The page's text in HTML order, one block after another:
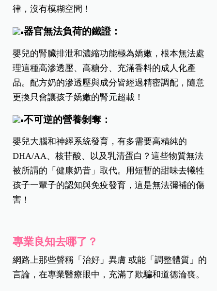
律，沒有模糊空間！
器官無法負荷的鐵證：
嬰兒的腎臟排泄和濃縮功能極為嬌嫩，根本無法處
理這種高滲透壓、高糖分、充滿香料的成人化產
品。配方奶的滲透壓與成分皆經過精密調配，隨意
更換只會讓孩子嬌嫩的腎元超載！
不可逆的營養剝奪：
嬰兒大腦和神經系統發育，有多需要高精純的
DHA/AA、核苷酸、以及乳清蛋白？這些物質無法
被所謂的「健康奶昔」取代。用短暫的甜味去犧牲
孩子一輩子的認知與免疫發育，這是無法彌補的傷
害！
專業良知去哪了？
網路上那些聲稱「治好」異膚 或能「調整體質」的
言論，在專業醫療眼中，充滿了欺騙和道德淪喪。